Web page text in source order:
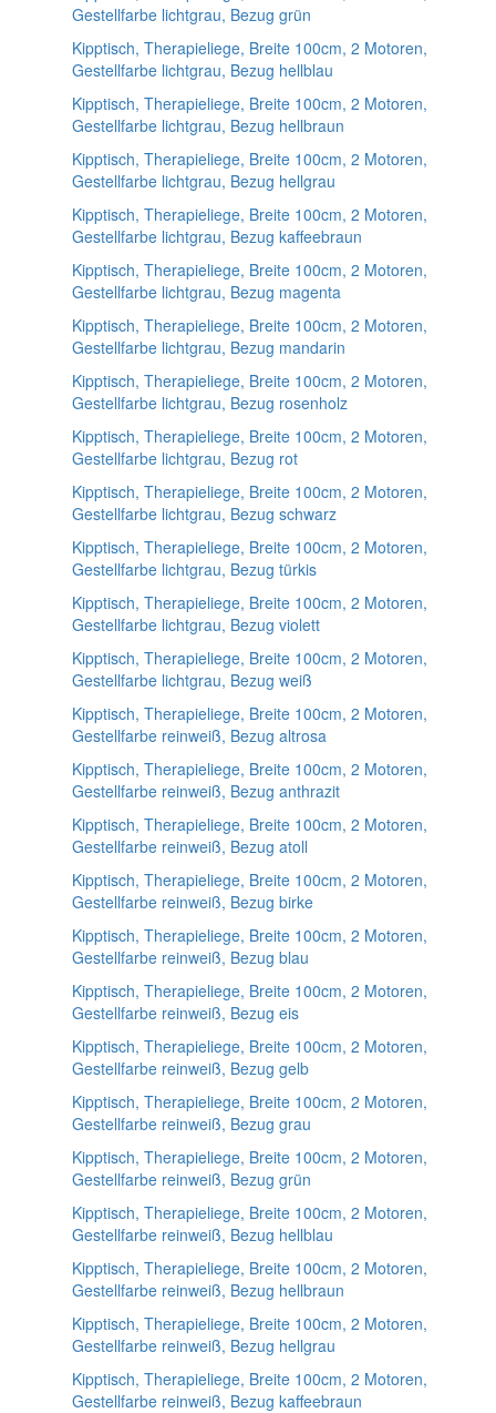
Gestellfarbe lichtgrau, Bezug grün
Kipptisch, Therapieliege, Breite 100cm, 2 Motoren,
Gestellfarbe lichtgrau, Bezug hellblau
Kipptisch, Therapieliege, Breite 100cm, 2 Motoren,
Gestellfarbe lichtgrau, Bezug hellbraun
Kipptisch, Therapieliege, Breite 100cm, 2 Motoren,
Gestellfarbe lichtgrau, Bezug hellgrau
Kipptisch, Therapieliege, Breite 100cm, 2 Motoren,
Gestellfarbe lichtgrau, Bezug kaffeebraun
Kipptisch, Therapieliege, Breite 100cm, 2 Motoren,
Gestellfarbe lichtgrau, Bezug magenta
Kipptisch, Therapieliege, Breite 100cm, 2 Motoren,
Gestellfarbe lichtgrau, Bezug mandarin
Kipptisch, Therapieliege, Breite 100cm, 2 Motoren,
Gestellfarbe lichtgrau, Bezug rosenholz
Kipptisch, Therapieliege, Breite 100cm, 2 Motoren,
Gestellfarbe lichtgrau, Bezug rot
Kipptisch, Therapieliege, Breite 100cm, 2 Motoren,
Gestellfarbe lichtgrau, Bezug schwarz
Kipptisch, Therapieliege, Breite 100cm, 2 Motoren,
Gestellfarbe lichtgrau, Bezug türkis
Kipptisch, Therapieliege, Breite 100cm, 2 Motoren,
Gestellfarbe lichtgrau, Bezug violett
Kipptisch, Therapieliege, Breite 100cm, 2 Motoren,
Gestellfarbe lichtgrau, Bezug weiß
Kipptisch, Therapieliege, Breite 100cm, 2 Motoren,
Gestellfarbe reinweiß, Bezug altrosa
Kipptisch, Therapieliege, Breite 100cm, 2 Motoren,
Gestellfarbe reinweiß, Bezug anthrazit
Kipptisch, Therapieliege, Breite 100cm, 2 Motoren,
Gestellfarbe reinweiß, Bezug atoll
Kipptisch, Therapieliege, Breite 100cm, 2 Motoren,
Gestellfarbe reinweiß, Bezug birke
Kipptisch, Therapieliege, Breite 100cm, 2 Motoren,
Gestellfarbe reinweiß, Bezug blau
Kipptisch, Therapieliege, Breite 100cm, 2 Motoren,
Gestellfarbe reinweiß, Bezug eis
Kipptisch, Therapieliege, Breite 100cm, 2 Motoren,
Gestellfarbe reinweiß, Bezug gelb
Kipptisch, Therapieliege, Breite 100cm, 2 Motoren,
Gestellfarbe reinweiß, Bezug grau
Kipptisch, Therapieliege, Breite 100cm, 2 Motoren,
Gestellfarbe reinweiß, Bezug grün
Kipptisch, Therapieliege, Breite 100cm, 2 Motoren,
Gestellfarbe reinweiß, Bezug hellblau
Kipptisch, Therapieliege, Breite 100cm, 2 Motoren,
Gestellfarbe reinweiß, Bezug hellbraun
Kipptisch, Therapieliege, Breite 100cm, 2 Motoren,
Gestellfarbe reinweiß, Bezug hellgrau
Kipptisch, Therapieliege, Breite 100cm, 2 Motoren,
Gestellfarbe reinweiß, Bezug kaffeebraun